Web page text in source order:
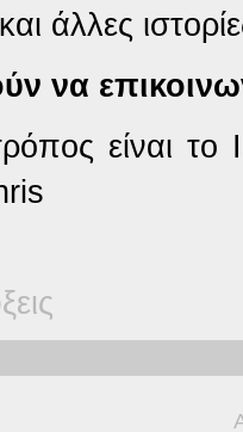
άλλες
να
είναι το